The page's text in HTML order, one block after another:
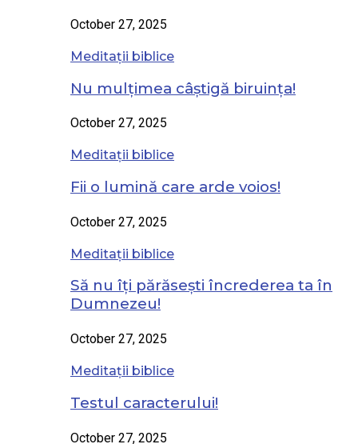
October 27, 2025
Meditații biblice
Nu mulțimea câștigă biruința!
October 27, 2025
Meditații biblice
Fii o lumină care arde voios!
October 27, 2025
Meditații biblice
Să nu îți părăsești încrederea ta în
Dumnezeu!
October 27, 2025
Meditații biblice
Testul caracterului!
October 27, 2025